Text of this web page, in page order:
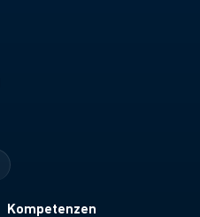
Kompetenzen